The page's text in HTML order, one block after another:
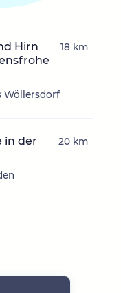
Hirn
Wöllersdorf
18 km
in der
20 km